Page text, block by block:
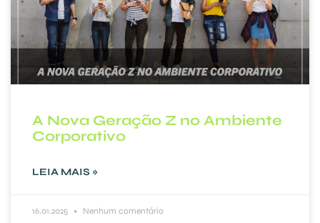
A Nova Geração Z no Ambiente
Corporativo
LEIA MAIS »
16.01.2025 Nenhum comentário